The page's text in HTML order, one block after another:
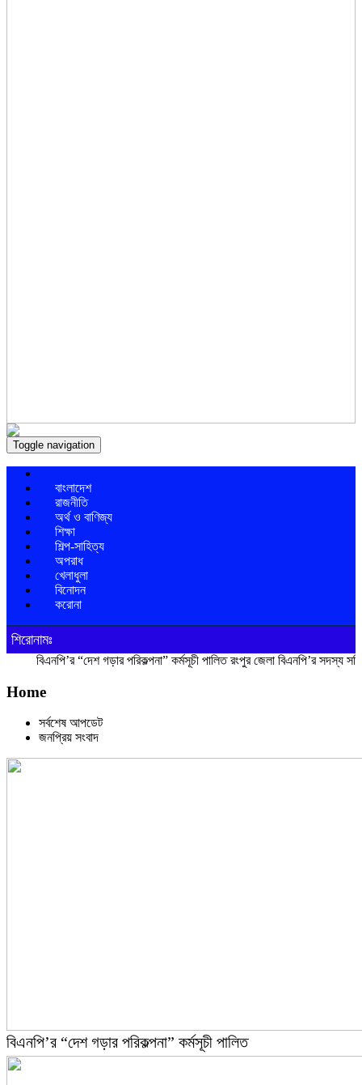
Toggle navigation
বাংলাদেশ
রাজনীতি
অর্থ ও বাণিজ্য
শিক্ষা
শিল্প-সাহিত্য
অপরাধ
খেলাধুলা
বিনোদন
করোনা
শিরোনামঃ
“দেশ গড়ার পরিকল্পনা” কর্মসূচী পালিত রংপুর জেলা বিএনপি’র সদস্য সচিব আনিসুর
Home
সর্বশেষ আপডেট
জনপ্রিয় সংবাদ
বিএনপি’র “দেশ গড়ার পরিকল্পনা” কর্মসূচী পালিত